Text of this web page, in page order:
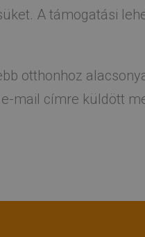
A támogatási
otthonhoz
e-mail címre küldött